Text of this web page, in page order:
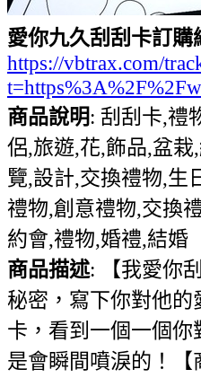
愛你九久刮刮卡訂購
https://vbtrax.com/
商品說明: 刮刮卡,禮
侶,旅遊,花,飾品,盆
覽,設計,交換禮物,生
禮物,創意禮物,交換
約會,禮物,婚禮,結婚
商品描述: 【我愛你
秘密，寫下你對他的
卡，看到一個一個
是會瞬間噴淚的！